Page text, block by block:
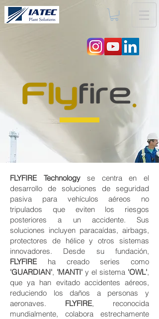
FLYFIRE Technologyse centra en el
desarrollo de soluciones de seguridad
pasiva para vehículos aéreos no
tripulados que eviten los riesgos
posteriores a un accidente. Sus
soluciones incluyen paracaídas, airbags,
protectores de hélice y otros sistemas
innovadores. Desde su fundación,
FLYFIREha creado series como
'GUARDIAN', 'MANTI' y el sistema 'OWL',
que ya han evitado accidentes aéreos,
reduciendo los daños a personas y
aeronaves. FLYFIRE, reconocida
mundialmente, colabora estrechamente